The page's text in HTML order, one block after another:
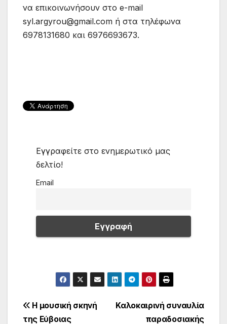
να επικοινωνήσουν στο e-mail
syl.argyrou@gmail.com ή στα τηλέφωνα
6978131680 και 6976693673.
Εγγραφείτε στο ενημερωτικό μας
δελτίο!
Email
Πλοήγηση
Καλοκαιρινή συναυλία
παραδοσιακής
Η μουσική σκηνή
της Εύβοιας